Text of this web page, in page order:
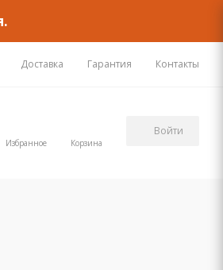
Доставка Гарантия Контакты
Избранное Корзина
Войти